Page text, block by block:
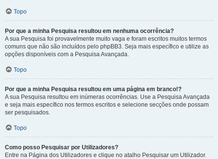
Topo
Por que a minha Pesquisa resultou em nenhuma ocorrência?
A sua Pesquisa foi provavelmente muito vaga e foram escritos muitos termos
comuns que não são incluídos pelo phpBB3. Seja mais específico e utilize as
opções disponíveis com a Pesquisa Avançada.
Topo
Por que a minha Pesquisa resultou em uma página em branco!?
A sua Pesquisa resultou em inúmeras ocorrências. Use a Pesquisa Avançada
e seja mais específico nos termos escritos e selecione secções onde possam
ser pesquisados.
Topo
Como posso Pesquisar por Utilizadores?
Entre na Página dos Utilizadores e clique no atalho Pesquisar um Utilizador.